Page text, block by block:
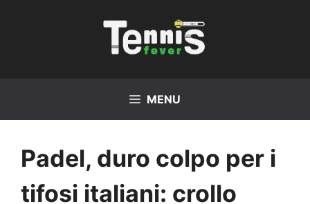
MENU
Padel, duro colpo per i
tifosi italiani: crollo